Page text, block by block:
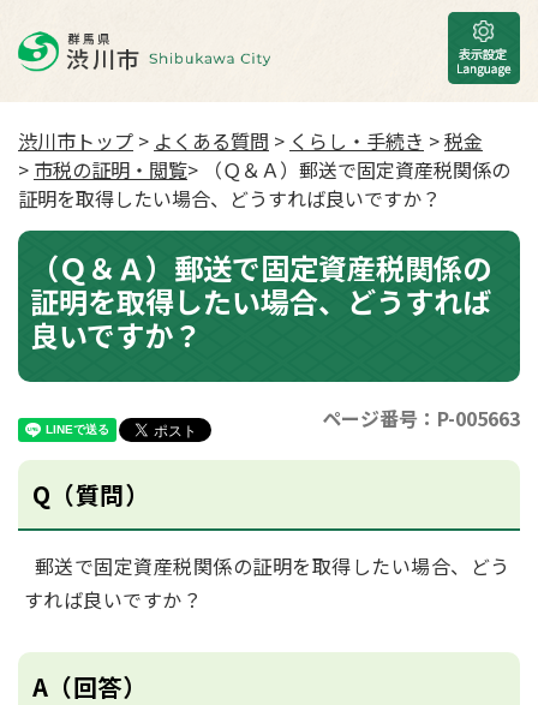
渋川市トップ > よくある質問 > くらし・手続き >税金
> 市税の証明・閲覧> （Ｑ＆Ａ）郵送で固定資産税関係の
証明を取得したい場合、どうすれば良いですか？
（Ｑ＆Ａ）郵送で固定資産税関係の
証明を取得したい場合、どうすれば
良いですか？
ページ番号：P-005663
Q（質問）
郵送で固定資産税関係の証明を取得したい場合、どう
すれば良いですか？
A（回答）